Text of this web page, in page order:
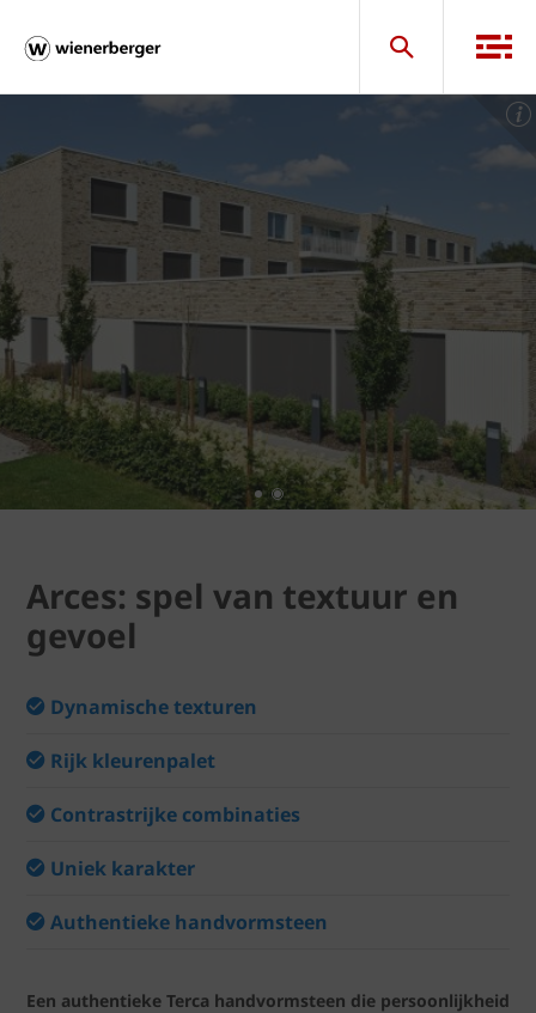
Arces: spel van textuur en
gevoel
Dynamische texturen
Rijk kleurenpalet
Contrastrijke combinaties
Uniek karakter
Authentieke handvormsteen
Een authentieke Terca handvormsteen die persoonlijkheid